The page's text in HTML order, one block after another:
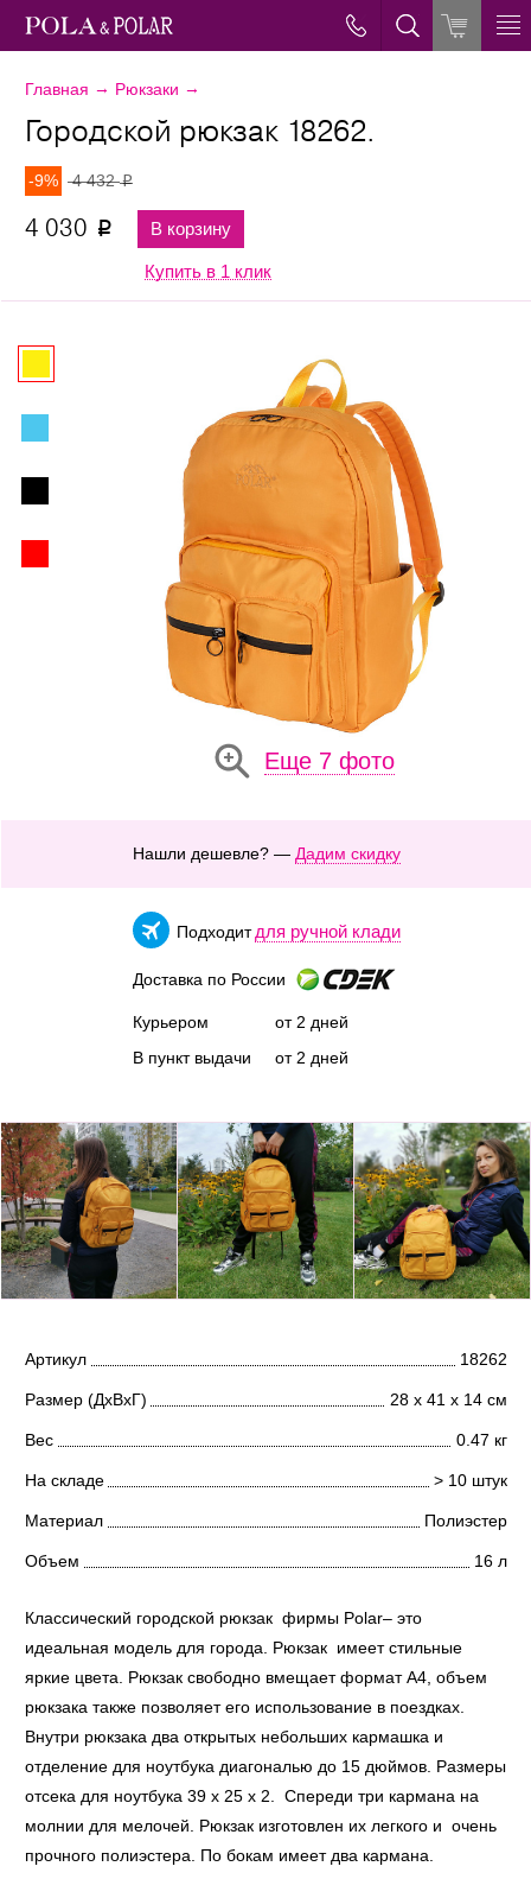
Главная → Рюкзаки →
Еще 7 фото
Городской рюкзак 18262.
-9% 4 432p
4 030 p В корзину
Купить в 1 клик
Нашли дешевле? — Дадим скидку
Подходит для ручной клади
Доставка по России
Курьером
В пункт выдачи
от 2 дней
от 2 дней
Артикул 18262
Размер (ДхВхГ) 28 х 41 х 14 см
Вес 0.47 кг
На складе > 10 штук
Материал Полиэстер
Объем 16 л
Классический городской рюкзак фирмы Polar– это
идеальная модель для города. Рюкзак имеет стильные
яркие цвета. Рюкзак свободно вмещает формат А4, объем
рюкзака также позволяет его использование в поездках.
Внутри рюкзака два открытых небольших кармашка и
отделение для ноутбука диагональю до 15 дюймов. Размеры
отсека для ноутбука 39 x 25 x 2. Спереди три кармана на
молнии для мелочей. Рюкзак изготовлен их легкого и очень
прочного полиэстера. По бокам имеет два кармана.